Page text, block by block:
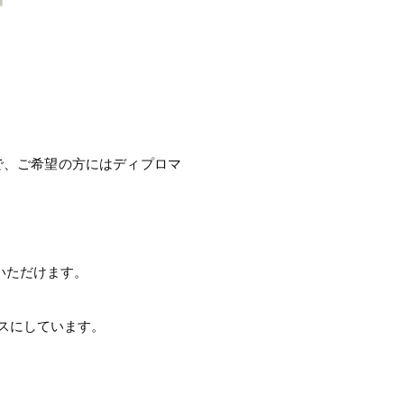
ご希望の方にはディプロマ
だけます。
しています。